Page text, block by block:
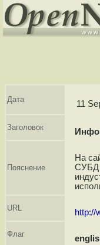
Дата 11
Заголовок
Пояснение
На
СУБД
URL http://
Флаг